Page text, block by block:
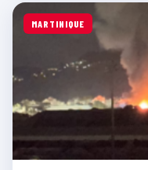
MARTINIQUE